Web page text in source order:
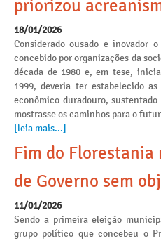
priorizou
18/01/2026
Considerado ousado e inovador
concebido por organizações da
década de 1980 e, em tese,
1999, deveria ter estabelecido
econômico duradouro,
mostrasse os caminhos para o
[leia mais...]
Fim do Florestania
de Governo sem
11/01/2026
Sendo a primeira eleição
grupo político que concebeu o